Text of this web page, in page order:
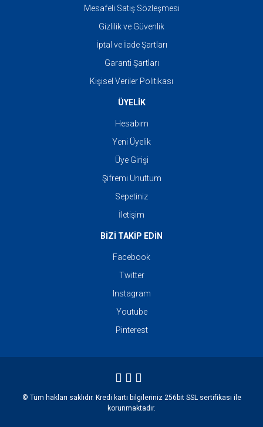
Mesafeli Satış Sözleşmesi
Gizlilik ve Güvenlik
İptal ve İade Şartları
Garanti Şartları
Kişisel Veriler Politikası
ÜYELİK
Hesabım
Yeni Üyelik
Üye Girişi
Şifremi Unuttum
Sepetiniz
İletişim
BİZİ TAKİP EDİN
Facebook
Twitter
Instagram
Youtube
Pinterest
© Tüm hakları saklıdır. Kredi kartı bilgileriniz 256bit SSL sertifikası ile
korunmaktadır.